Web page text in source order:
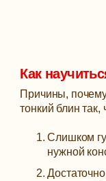
Как
Причины,
тонкий блин
Слишком
нужной